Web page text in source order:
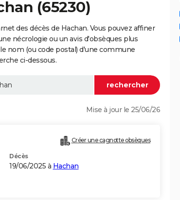
(65230)
des décès de Hachan. Vous pouvez affiner
nécrologie ou un avis d'obsèques plus
nom (ou code postal) d'une commune
ci-dessous.
Mise à jour le 25/06/26
Créer une cagnotte obsèques
Décès
19/06/2025 à Hachan